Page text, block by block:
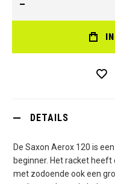
DETAILS
De Saxon Aerox 120 is
beginner. Het racket heeft
met zodoende ook een